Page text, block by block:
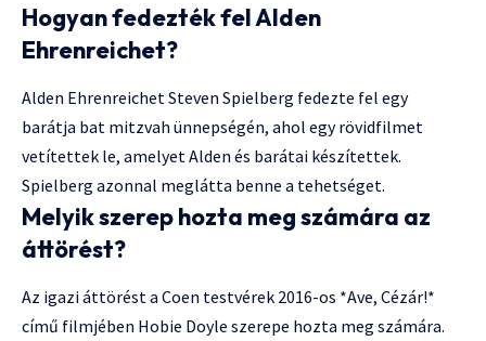
Hogyan fedezték fel Alden
Ehrenreichet?
Alden Ehrenreichet Steven Spielberg fedezte fel egy
barátja bat mitzvah ünnepségén, ahol egy rövidfilmet
vetítettek le, amelyet Alden és barátai készítettek.
Spielberg azonnal meglátta benne a tehetséget.
Melyik szerep hozta meg számára az
áttörést?
Az igazi áttörést a Coen testvérek 2016-os *Ave, Cézár!*
című filmjében Hobie Doyle szerepe hozta meg számára.